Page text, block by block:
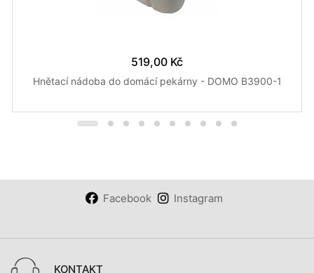
519,00 Kč
Hnětací nádoba do domácí pekárny - DOMO B3900-1
Facebook Instagram
KONTAKT